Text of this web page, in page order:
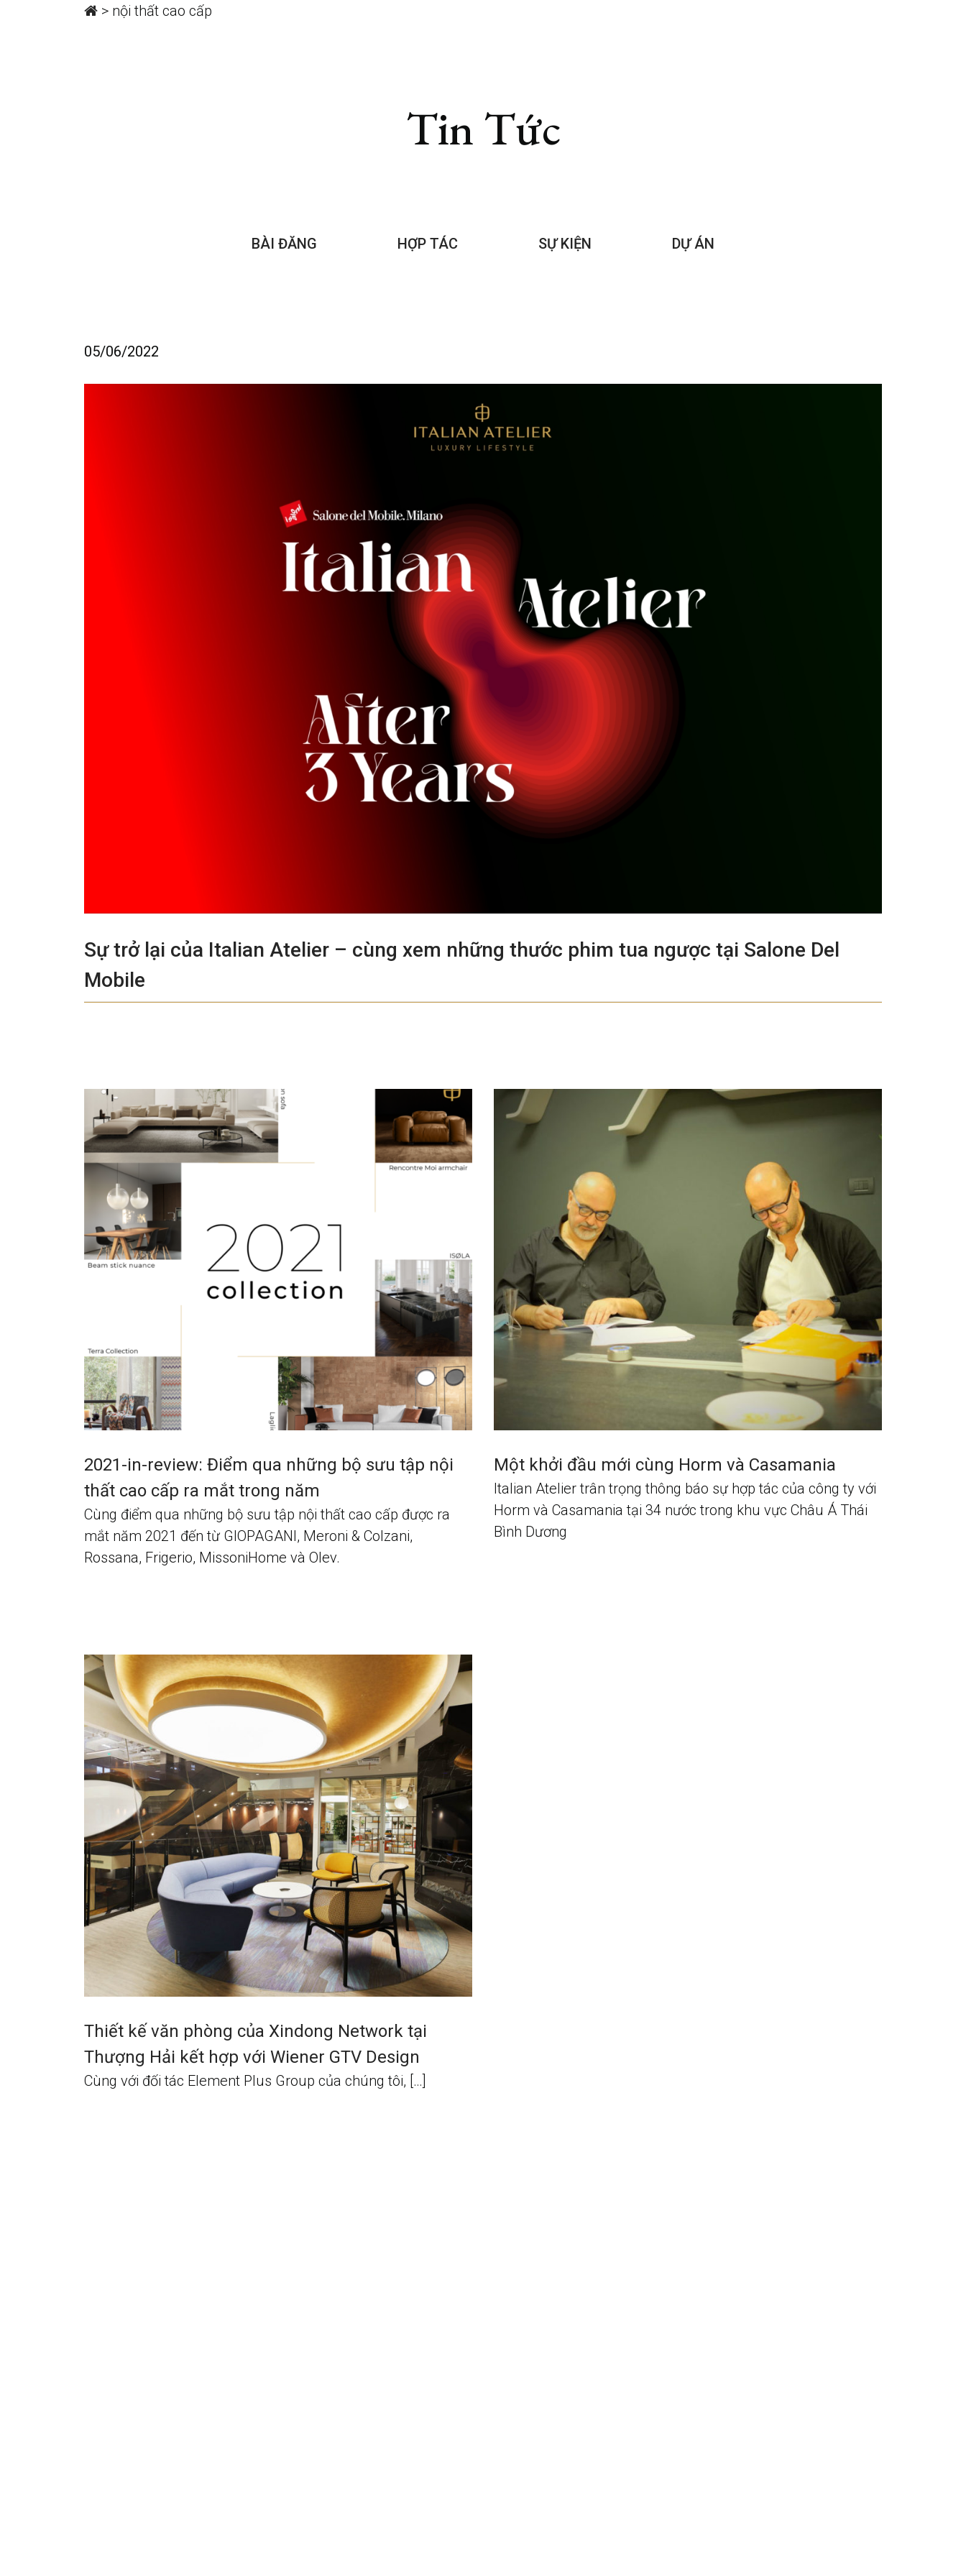
> nội thất cao cấp
Tin Tức
BÀI ĐĂNG HỢP TÁC SỰ KIỆN DỰ ÁN
05/06/2022
Sự trở lại của Italian Atelier – cùng xem những thước phim tua ngược tại Salone Del
Mobile
2021-in-review: Điểm qua những bộ sưu tập nội
thất cao cấp ra mắt trong năm
Cùng điểm qua những bộ sưu tập nội thất cao cấp được ra
mắt năm 2021 đến từ GIOPAGANI, Meroni & Colzani,
Rossana, Frigerio, MissoniHome và Olev.
Một khởi đầu mới cùng Horm và Casamania
Italian Atelier trân trọng thông báo sự hợp tác của công ty với
Horm và Casamania tại 34 nước trong khu vực Châu Á Thái
Bình Dương
Thiết kế văn phòng của Xindong Network tại
Thượng Hải kết hợp với Wiener GTV Design
Cùng với đối tác Element Plus Group của chúng tôi, […]